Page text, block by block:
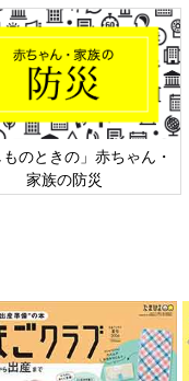
日本外来小児科学会リ
ト検討会